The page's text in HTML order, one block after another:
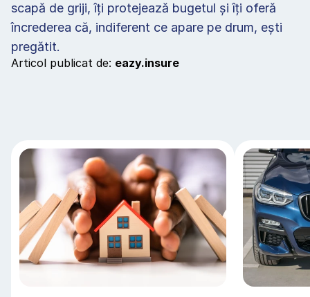
scapă de griji, îți protejează bugetul și îți oferă
încrederea că, indiferent ce apare pe drum, ești
pregătit.
Articol publicat de: eazy.insure